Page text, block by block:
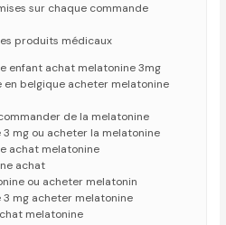
sur chaque commande
produits médicaux
enfant achat melatonine 3mg
en belgique acheter melatonine
de la melatonine
mg ou acheter la melatonine
achat melatonine
achat
ou acheter melatonin
mg acheter melatonine
melatonine